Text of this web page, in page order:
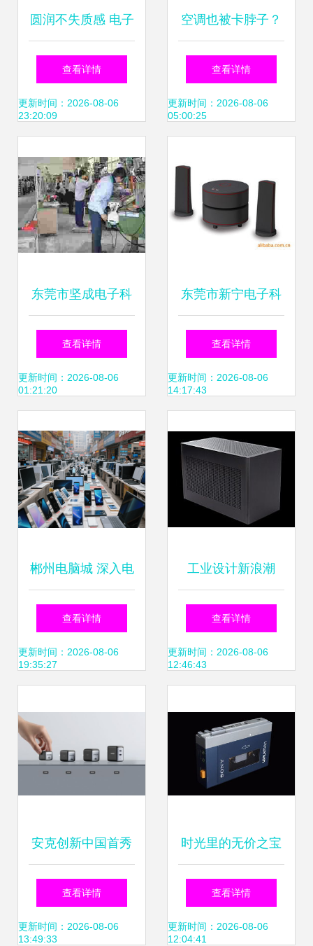
圆润不失质感 电子
产品外观设计的全
新美学主张
查看详情
更新时间：2026-08-06
23:20:09
空调也被卡脖子？
日本撤走空调压缩
机生产线，国产替
查看详情
更新时间：2026-08-06
05:00:25
东莞市坚成电子科
技 全方位电子制造
解决方案供应商
查看详情
更新时间：2026-08-06
01:21:20
东莞市新宁电子科
技 音响与电子产品
实力一览
查看详情
更新时间：2026-08-06
14:17:43
郴州电脑城 深入电
子产品乐园的五重
隐秘天地
查看详情
更新时间：2026-08-06
19:35:27
工业设计新浪潮
ZCOOL最新电子产
品作品集解析
查看详情
更新时间：2026-08-06
12:46:43
安克创新中国首秀
多款“黑科技”消费
电子产品重磅登
查看详情
更新时间：2026-08-06
13:49:33
时光里的无价之宝
那些“一个赛一
个”价值连城的古董
查看详情
更新时间：2026-08-06
12:04:41